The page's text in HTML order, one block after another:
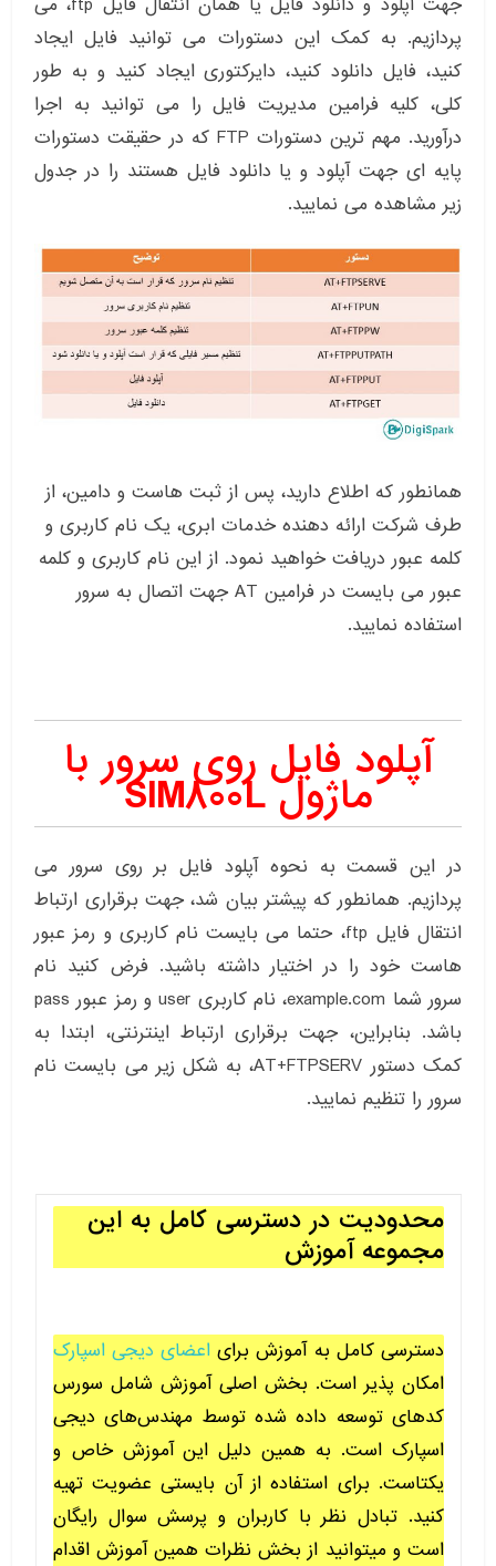
پردازیم. به کمک این دستورات می توانید فایل ایجاد
کنید، فایل دانلود کنید، دایرکتوری ایجاد کنید و به طور
کلی، کلیه فرامین مدیریت فایل را می توانید به اجرا
درآورید. مهم ترین دستورات FTP که در حقیقت دستورات
پایه ای جهت آپلود و یا دانلود فایل هستند را در جدول
زیر مشاهده می نمایید.
همانطور که اطلاع دارید، پس از ثبت هاست و دامین، از
طرف شرکت ارائه دهنده خدمات ابری، یک نام کاربری و
کلمه عبور دریافت خواهید نمود. از این نام کاربری و کلمه
عبور می بایست در فرامین AT جهت اتصال به سرور
استفاده نمایید.
آپلود فایل روی سرور با
ماژول SIM800L
در این قسمت به نحوه آپلود فایل بر روی سرور می
پردازیم. همانطور که پیشتر بیان شد، جهت برقراری ارتباط
انتقال فایل ftp، حتما می بایست نام کاربری و رمز عبور
هاست خود را در اختیار داشته باشید. فرض کنید نام
سرور شما example.com، نام کاربری user و رمز عبور pass
باشد. بنابراین، جهت برقراری ارتباط اینترنتی، ابتدا به
کمک دستور AT+FTPSERV، به شکل زیر می بایست نام
سرور را تنظیم نمایید.
محدودیت در دسترسی کامل به این
مجموعه آموزش
دسترسی کامل به آموزش برای اعضای دیجی اسپارک
امکان پذیر است. بخش اصلی آموزش شامل سورس
کدهای توسعه داده شده توسط مهندس‌های دیجی
اسپارک است. به همین دلیل این آموزش خاص و
یکتاست. برای استفاده از آن بایستی عضویت تهیه
کنید. تبادل نظر با کاربران و پرسش سوال رایگان
است و میتوانید از بخش نظرات همین آموزش اقدام